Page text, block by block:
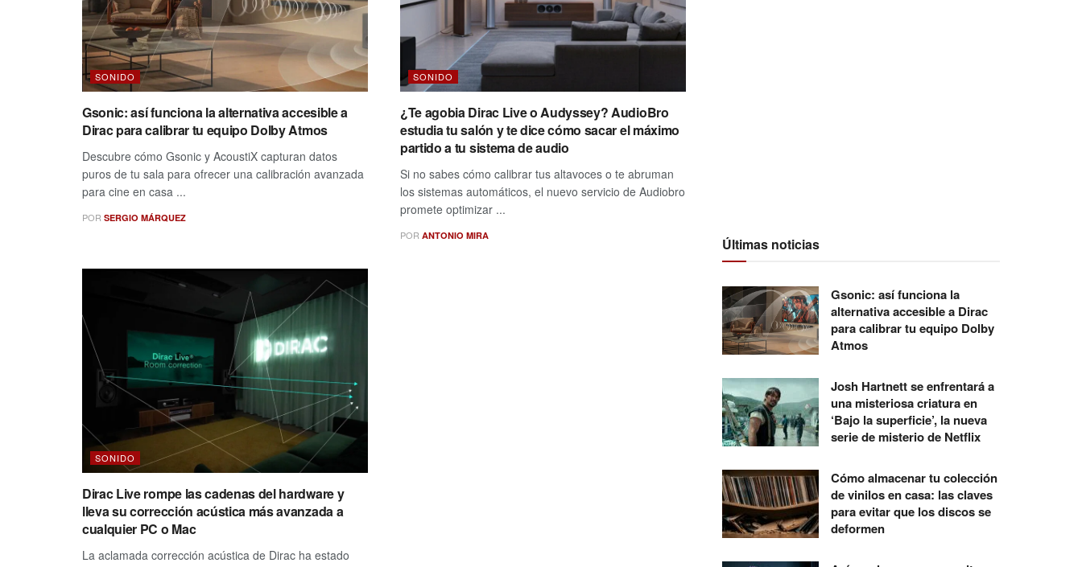
SONIDO
Gsonic: así funciona la alternativa accesible a
Dirac para calibrar tu equipo Dolby Atmos
Descubre cómo Gsonic y AcoustiX capturan datos
puros de tu sala para ofrecer una calibración avanzada
para cine en casa ...
POR SERGIO MÁRQUEZ
SONIDO
¿Te agobia Dirac Live o Audyssey? AudioBro
estudia tu salón y te dice cómo sacar el máximo
partido a tu sistema de audio
Si no sabes cómo calibrar tus altavoces o te abruman
los sistemas automáticos, el nuevo servicio de Audiobro
promete optimizar ...
POR ANTONIO MIRA
SONIDO
Dirac Live rompe las cadenas del hardware y
lleva su corrección acústica más avanzada a
cualquier PC o Mac
La aclamada corrección acústica de Dirac ha estado
Últimas noticias
Gsonic: así funciona la
alternativa accesible a Dirac
para calibrar tu equipo Dolby
Atmos
Josh Hartnett se enfrentará a
una misteriosa criatura en
‘Bajo la superficie’, la nueva
serie de misterio de Netflix
Cómo almacenar tu colección
de vinilos en casa: las claves
para evitar que los discos se
deformen